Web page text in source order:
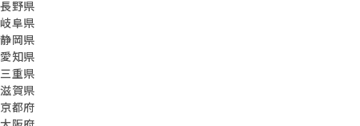
長野県
岐阜県
静岡県
愛知県
三重県
滋賀県
京都府